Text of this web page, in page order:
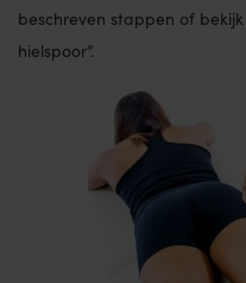
beschreven stappen of
hielspoor”.